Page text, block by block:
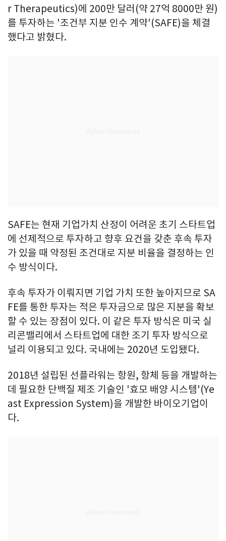
r Therapeutics)에 200만 달러(약 27억 8000만 원)
를 투자하는 '조건부 지분 인수 계약'(SAFE)을 체결
했다고 밝혔다.
SAFE는 현재 기업가치 산정이 어려운 초기 스타트업
에 선제적으로 투자하고 향후 요건을 갖춘 후속 투자
가 있을 때 약정된 조건대로 지분 비율을 결정하는 인
수 방식이다.
후속 투자가 이뤄지면 기업 가치 또한 높아지므로 SA
FE를 통한 투자는 적은 투자금으로 많은 지분을 확보
할 수 있는 장점이 있다. 이 같은 투자 방식은 미국 실
리콘밸리에서 스타트업에 대한 조기 투자 방식으로
널리 이용되고 있다. 국내에는 2020년 도입됐다.
2018년 설립된 선플라워는 항원, 항체 등을 개발하는
데 필요한 단백질 제조 기술인 '효모 배양 시스템'(Ye
ast Expression System)을 개발한 바이오기업이
다.